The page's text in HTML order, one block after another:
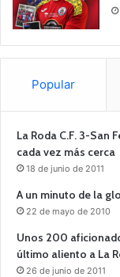
Popular
La Roda C.F. 3-San
cada vez más cerca
18 de junio de 2011
A un minuto de la
22 de mayo de 2010
Unos 200
último aliento a La
26 de junio de 2011